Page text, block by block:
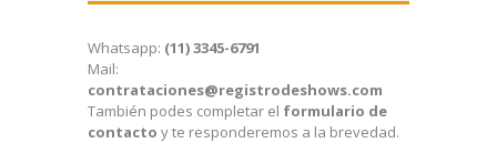
Whatsapp: (11) 3345-6791
Mail:
contrataciones@registrodeshows.com
También podes completar el formulario de
contacto y te responderemos a la brevedad.